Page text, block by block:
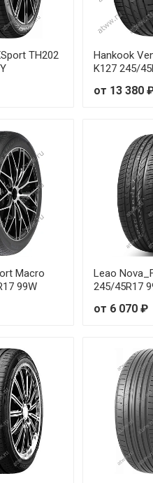
TH202
Hankook
K127 245/
от 13 380
Macro
99W
Leao
245/45R17
от 6 070 ₽